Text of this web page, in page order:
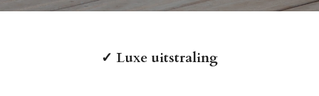
✓ Luxe uitstraling